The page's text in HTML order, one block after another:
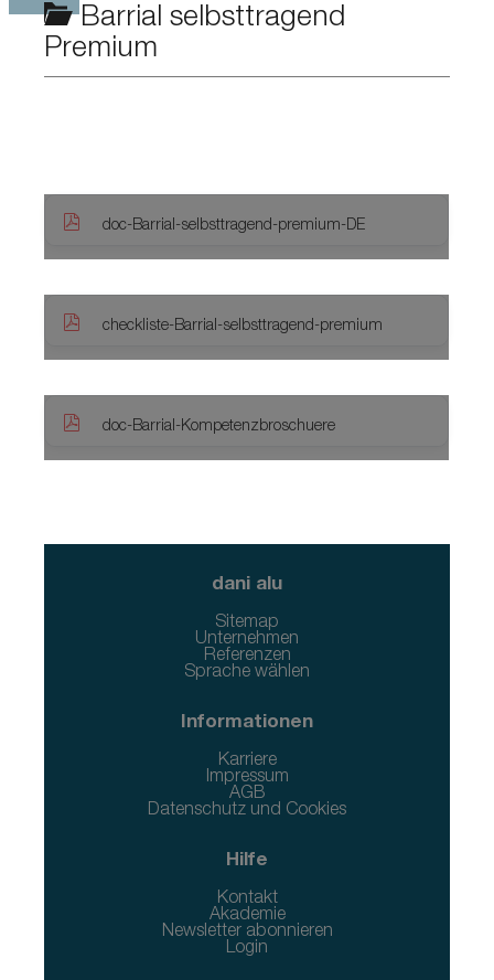
Barrial selbsttragend
Premium
doc-Barrial-selbsttragend-premium-DE
checkliste-Barrial-selbsttragend-premium
doc-Barrial-Kompetenzbroschuere
dani alu
Sitemap
Unternehmen
Referenzen
Sprache wählen
Informationen
Karriere
Impressum
AGB
Datenschutz und Cookies
Hilfe
Kontakt
Akademie
Newsletter abonnieren
Login